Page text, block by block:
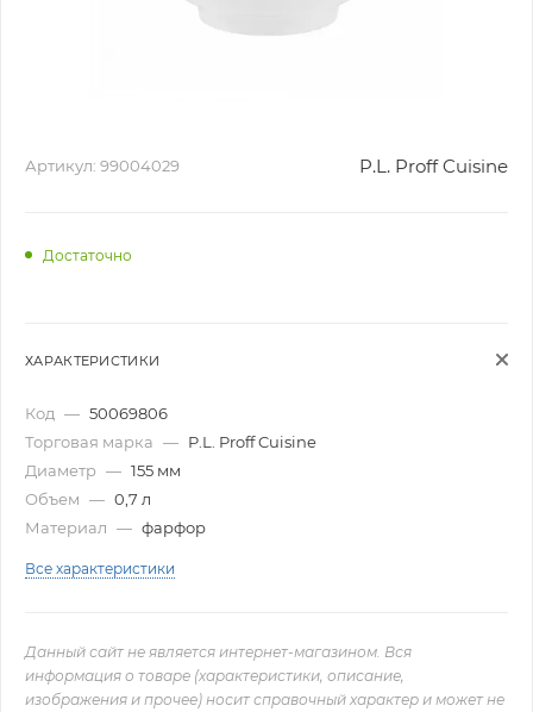
Артикул: 99004029 P.L. Proff Cuisine
Достаточно
ХАРАКТЕРИСТИКИ
Код — 50069806
Торговая марка — P.L. Proff Cuisine
Диаметр — 155 мм
Объем — 0,7 л
Материал — фарфор
Все характеристики
Данный сайт не является интернет-магазином. Вся
информация о товаре (характеристики, описание,
изображения и прочее) носит справочный характер и может не